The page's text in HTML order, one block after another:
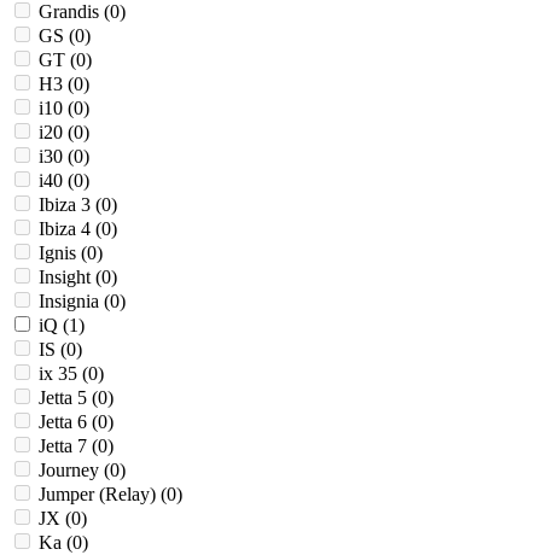
Grandis (0)
GS (0)
GT (0)
H3 (0)
i10 (0)
i20 (0)
i30 (0)
i40 (0)
Ibiza 3 (0)
Ibiza 4 (0)
Ignis (0)
Insight (0)
Insignia (0)
iQ (1)
IS (0)
ix 35 (0)
Jetta 5 (0)
Jetta 6 (0)
Jetta 7 (0)
Journey (0)
Jumper (Relay) (0)
JX (0)
Ka (0)